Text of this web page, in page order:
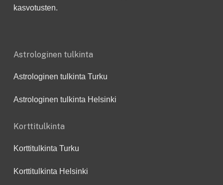
kasvotusten.
Astrologinen tulkinta
Astrologinen tulkinta Turku
Astrologinen tulkinta Helsinki
Korttitulkinta
Korttitulkinta Turku
Korttitulkinta Helsinki